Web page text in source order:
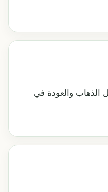
الذهاب والعودة في